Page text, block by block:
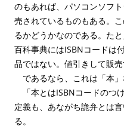
のもあれば、パソコンソフ
売されているものもある。
るかどうかなのである。た
百科事典にはISBNコードは
品ではない。値引きして販売
であるなら、これは「本」
「本とはISBNコードのつ
定義も、あながち詭弁とは
る。